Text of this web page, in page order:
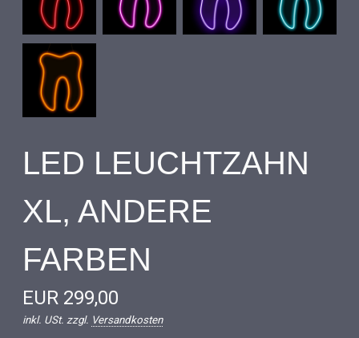
LED LEUCHTZAHN
XL, ANDERE
FARBEN
EUR 299,00
inkl. USt. zzgl. Versandkosten